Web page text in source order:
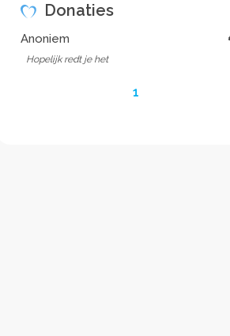
Donaties
Anoniem
Hopelijk redt je het
1